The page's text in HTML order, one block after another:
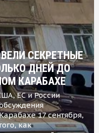
СЕКРЕТНЫЕ
ДНЕЙ ДО
КАРАБАХЕ
ЕС и России
17 сентября,
как